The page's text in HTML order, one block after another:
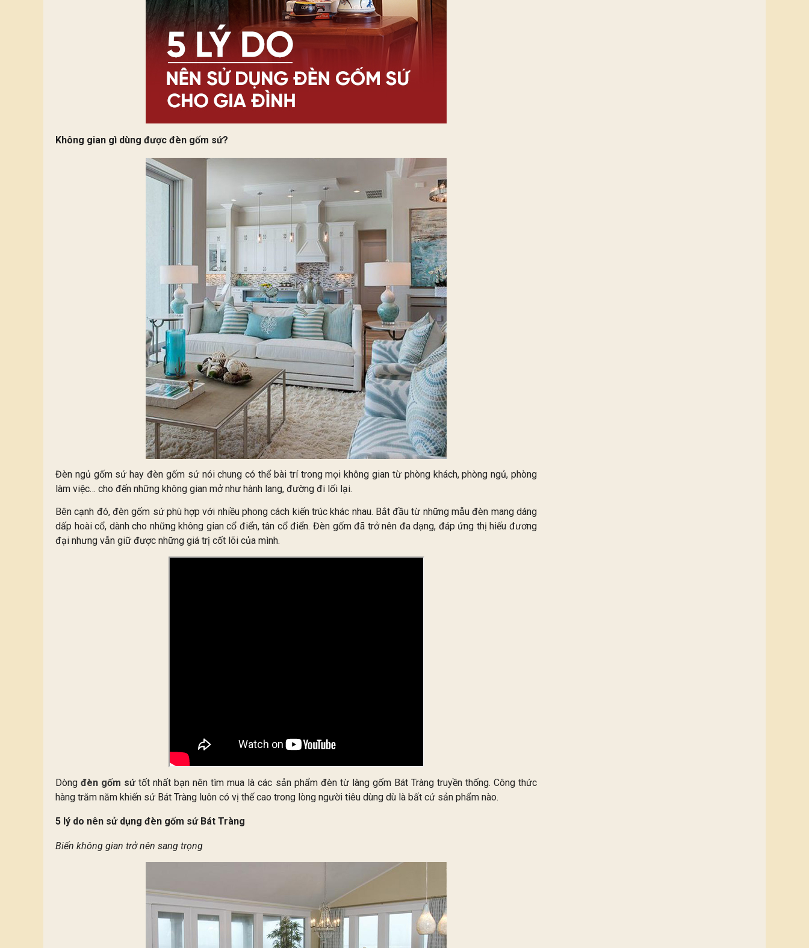
Không gian gì dùng được đèn gốm sứ?
Đèn ngủ gốm sứ hay đèn gốm sứ nói chung có thể bài trí trong mọi không gian từ phòng khách, phòng ngủ, phòng
làm việc… cho đến những không gian mở như hành lang, đường đi lối lại.
Bên cạnh đó, đèn gốm sứ phù hợp với nhiều phong cách kiến trúc khác nhau. Bắt đầu từ những mẫu đèn mang dáng
dấp hoài cổ, dành cho những không gian cổ điển, tân cổ điển. Đèn gốm đã trở nên đa dạng, đáp ứng thị hiếu đương
đại nhưng vẫn giữ được những giá trị cốt lõi của mình.
Dòngđèn gốm sứ tốt nhất bạn nên tìm mua là các sản phẩm đèn từ làng gốm Bát Tràng truyền thống. Công thức
hàng trăm năm khiến sứ Bát Tràng luôn có vị thế cao trong lòng người tiêu dùng dù là bất cứ sản phẩm nào.
5 lý do nên sử dụng đèn gốm sứ Bát Tràng
Biến không gian trở nên sang trọng